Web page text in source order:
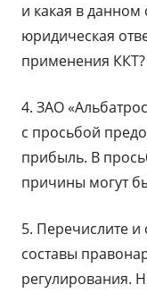
и какая в
юридическая
применения ККТ?
4. ЗАО
с просьбой
прибыль. В
причины могут
5. Перечислите и
составы
регулирования.